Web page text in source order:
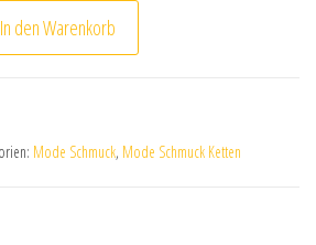
Menge
In den Warenkorb
Mode Schmuck, Mode Schmuck Ketten